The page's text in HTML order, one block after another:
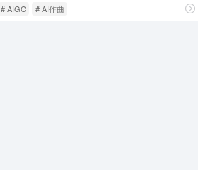
# AIGC # AI作曲